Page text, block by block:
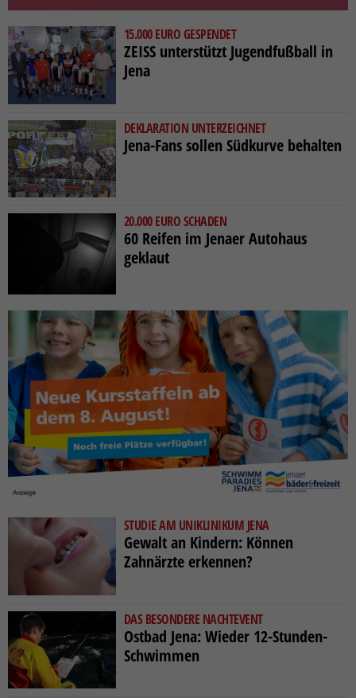
15.000 EURO GESPENDET
ZEISS unterstützt Jugendfußball in
Jena
DEKLARATION UNTERZEICHNET
Jena-Fans sollen Südkurve behalten
20.000 EURO SCHADEN
60 Reifen im Jenaer Autohaus
geklaut
STUDIE AM UNIKLINIKUM JENA
Gewalt an Kindern: Können
Zahnärzte erkennen?
DAS BESONDERE NACHTEVENT
Ostbad Jena: Wieder 12-Stunden-
Schwimmen